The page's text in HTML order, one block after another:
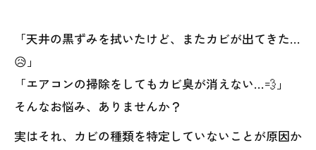
「天井の黒ずみを拭いたけど、またカビが出てきた…
😥」
「エアコンの掃除をしてもカビ臭が消えない…💨」
そんなお悩み、ありませんか？
実はそれ、カビの種類を特定していないことが原因か